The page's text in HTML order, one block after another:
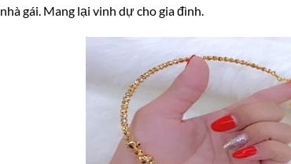
nhà gái. Mang lại vinh dự cho gia đình.